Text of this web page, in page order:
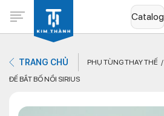
Catalog
TRANG CHỦ PHỤ TÙNG THAY THẾ
ĐẾ BẮT BỐ NỒI SIRIUS